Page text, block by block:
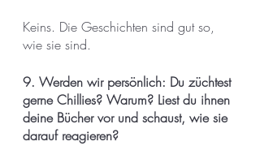
Keins. Die Geschichten sind gut so,
wie sie sind.
9. Werden wir persönlich: Du züchtest
gerne Chillies? Warum? Liest du ihnen
deine Bücher vor und schaust, wie sie
darauf reagieren?